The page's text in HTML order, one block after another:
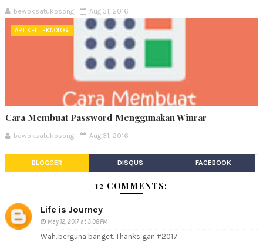
bewoksatukosong Aug 31, 2016
ARTIKEL TEKNOLOGI
Cara Membuat Password Menggunakan Winrar
bewoksatukosong Aug 31, 2016
BLOGGER DISQUS FACEBOOK
12 COMMENTS:
Life is Journey
May 12, 2017 at 3:08 PM
Wah..berguna banget. Thanks gan #2017